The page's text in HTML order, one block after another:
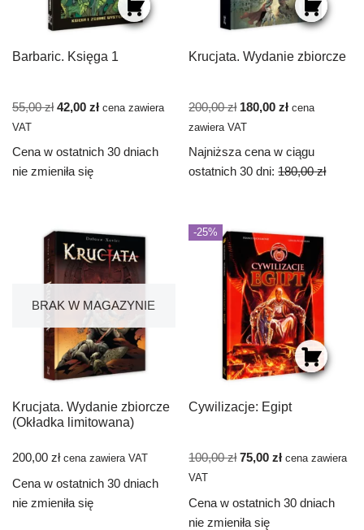
Barbaric. Księga 1
55,00zł 42,00 zł cena zawiera
VAT
Cena w ostatnich 30 dniach
nie zmieniła się
Krucjata. Wydanie zbiorcze
200,00zł 180,00zł cena
zawiera VAT
Najniższa cena w ciągu
ostatnich 30 dni:180,00 zł
BRAK W MAGAZYNIE
Krucjata. Wydanie zbiorcze
(Okładka limitowana)
200,00 zł cena zawiera VAT
Cena w ostatnich 30 dniach
nie zmieniła się
-25%
Cywilizacje: Egipt
100,00zł 75,00zł cena zawiera
VAT
Cena w ostatnich 30 dniach
nie zmieniła się